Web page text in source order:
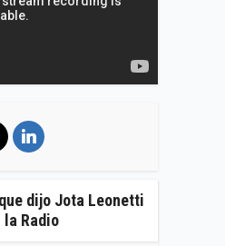
dijo Jota Leonetti
la Radio